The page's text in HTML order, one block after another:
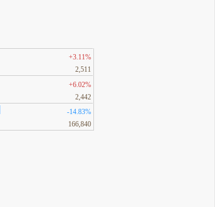
+3.11%
2,511
+6.02%
2,442
-14.83%
166,840